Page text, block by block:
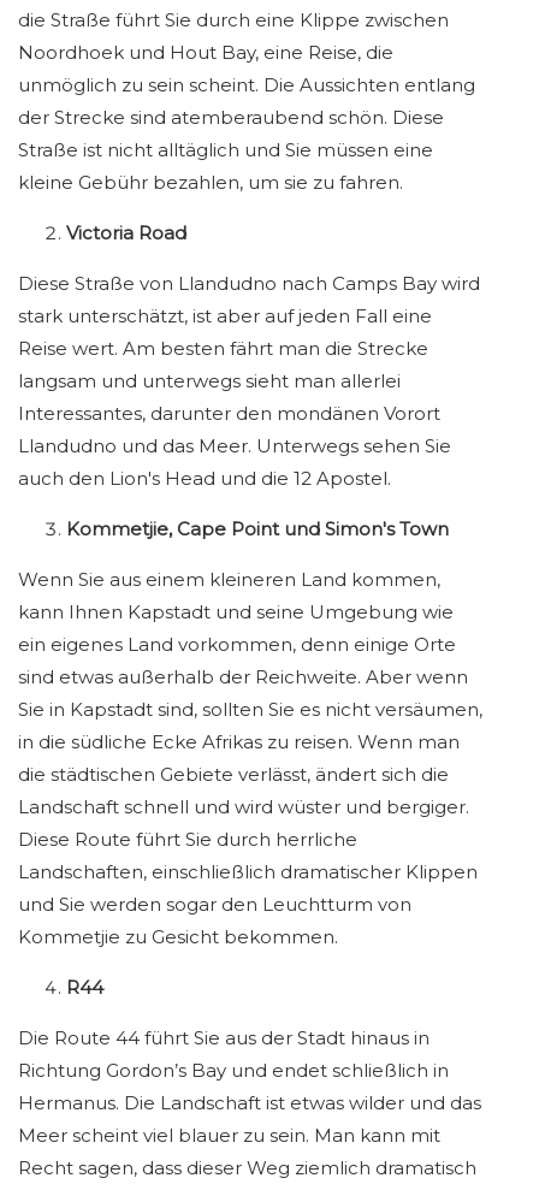
die Straße führt Sie durch eine Klippe zwischen
Noordhoek und Hout Bay, eine Reise, die
unmöglich zu sein scheint. Die Aussichten entlang
der Strecke sind atemberaubend schön. Diese
Straße ist nicht alltäglich und Sie müssen eine
kleine Gebühr bezahlen, um sie zu fahren.
Victoria Road
Diese Straße von Llandudno nach Camps Bay wird
stark unterschätzt, ist aber auf jeden Fall eine
Reise wert. Am besten fährt man die Strecke
langsam und unterwegs sieht man allerlei
Interessantes, darunter den mondänen Vorort
Llandudno und das Meer. Unterwegs sehen Sie
auch den Lion's Head und die 12 Apostel.
Kommetjie, Cape Point und Simon's Town
Wenn Sie aus einem kleineren Land kommen,
kann Ihnen Kapstadt und seine Umgebung wie
ein eigenes Land vorkommen, denn einige Orte
sind etwas außerhalb der Reichweite. Aber wenn
Sie in Kapstadt sind, sollten Sie es nicht versäumen,
in die südliche Ecke Afrikas zu reisen. Wenn man
die städtischen Gebiete verlässt, ändert sich die
Landschaft schnell und wird wüster und bergiger.
Diese Route führt Sie durch herrliche
Landschaften, einschließlich dramatischer Klippen
und Sie werden sogar den Leuchtturm von
Kommetjie zu Gesicht bekommen.
R44
Die Route 44 führt Sie aus der Stadt hinaus in
Richtung Gordon’s Bay und endet schließlich in
Hermanus. Die Landschaft ist etwas wilder und das
Meer scheint viel blauer zu sein. Man kann mit
Recht sagen, dass dieser Weg ziemlich dramatisch